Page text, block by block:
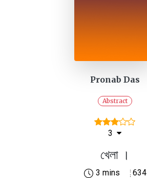
Pronab Das
Abstract
3
খেলা ।
3 mins 634